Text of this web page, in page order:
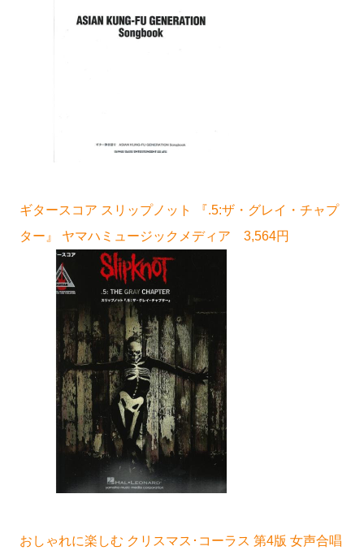
ギタースコア スリップノット 『.5:ザ・グレイ・チャプ
ター』 ヤマハミュージックメディア 3,564円
おしゃれに楽しむ クリスマス･コーラス 第4版 女声合唱